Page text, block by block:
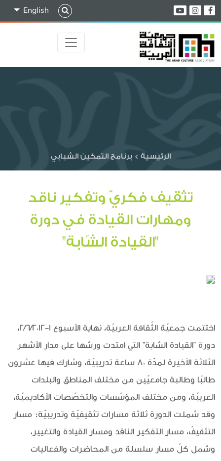
English
الرئيسية >برنامج التمكين الشبابي
تثقيف فكريّ وتفكير ناقد
ومهارات القيادة في دورة
"القيادة الشّابة"
اختتمت جمعيّة الثّقافة العربيّة، نهاية الأسبوع 1-2/6/2012،
دورة "القيادة الشابة" التي امتدت ورشها على مدار الأشهر
الثلاثة الأخيرة لمدّة 80 ساعة تدريبيّة، وشارك فيها عشرون
طالبًا وطالبة جامعيّين من مختلف المناطق والبلدات
العربيّة، ومن مختلف المؤسّسات والتخصّصات الأكاديميّة،
وقد شملت الدورة ثلاثة مسارات تثقيفيّة وتدريبيّة: مسار
التثقيفّ، مسار التفكير الناقد ومسار القيادة والتغيير،
وشمل كلّ مسار سلسلة من المحاضرات والفعاليات